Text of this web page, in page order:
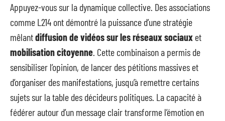
Appuyez-vous sur la dynamique collective. Des associations
comme L214 ont démontré la puissance d’une stratégie
mêlantdiffusion de vidéos sur les réseaux sociaux et
mobilisation citoyenne . Cette combinaison a permis de
sensibiliser l’opinion, de lancer des pétitions massives et
d’organiser des manifestations, jusqu’à remettre certains
sujets sur la table des décideurs politiques. La capacité à
fédérer autour d’un message clair transforme l’émotion en